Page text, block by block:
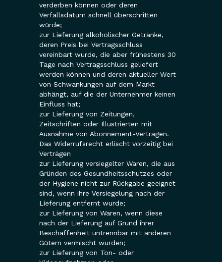
verderben können oder deren
Verfallsdatum schnell überschritten
würde;
zur Lieferung alkoholischer Getränke,
deren Preis bei Vertragsschluss
vereinbart wurde, die aber frühestens 30
Tage nach Vertragsschluss geliefert
werden können und deren aktueller Wert
von Schwankungen auf dem Markt
abhängt, auf die der Unternehmer keinen
Einfluss hat;
zur Lieferung von Zeitungen,
Zeitschriften oder Illustrierten mit
Ausnahme von Abonnement-Verträgen.
Das Widerrufsrecht erlischt vorzeitig bei
Verträgen
zur Lieferung versiegelter Waren, die aus
Gründen des Gesundheitsschutzes oder
der Hygiene nicht zur Rückgabe geeignet
sind, wenn ihre Versiegelung nach der
Lieferung entfernt wurde;
zur Lieferung von Waren, wenn diese
nach der Lieferung auf Grund ihrer
Beschaffenheit untrennbar mit anderen
Gütern vermischt wurden;
zur Lieferung von Ton- oder